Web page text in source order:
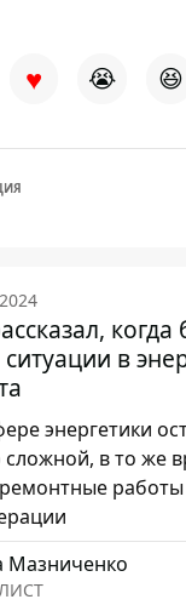
♥ 😭 😆
когда
в
энергетики
в то же
работы
Мазниченко